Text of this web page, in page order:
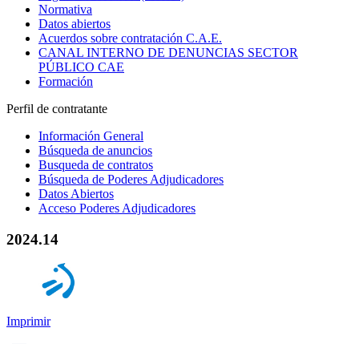
Normativa
Datos abiertos
Acuerdos sobre contratación C.A.E.
CANAL INTERNO DE DENUNCIAS SECTOR
PÚBLICO CAE
Formación
Perfil de contratante
Información General
Búsqueda de anuncios
Busqueda de contratos
Búsqueda de Poderes Adjudicadores
Datos Abiertos
Acceso Poderes Adjudicadores
2024.14
Imprimir